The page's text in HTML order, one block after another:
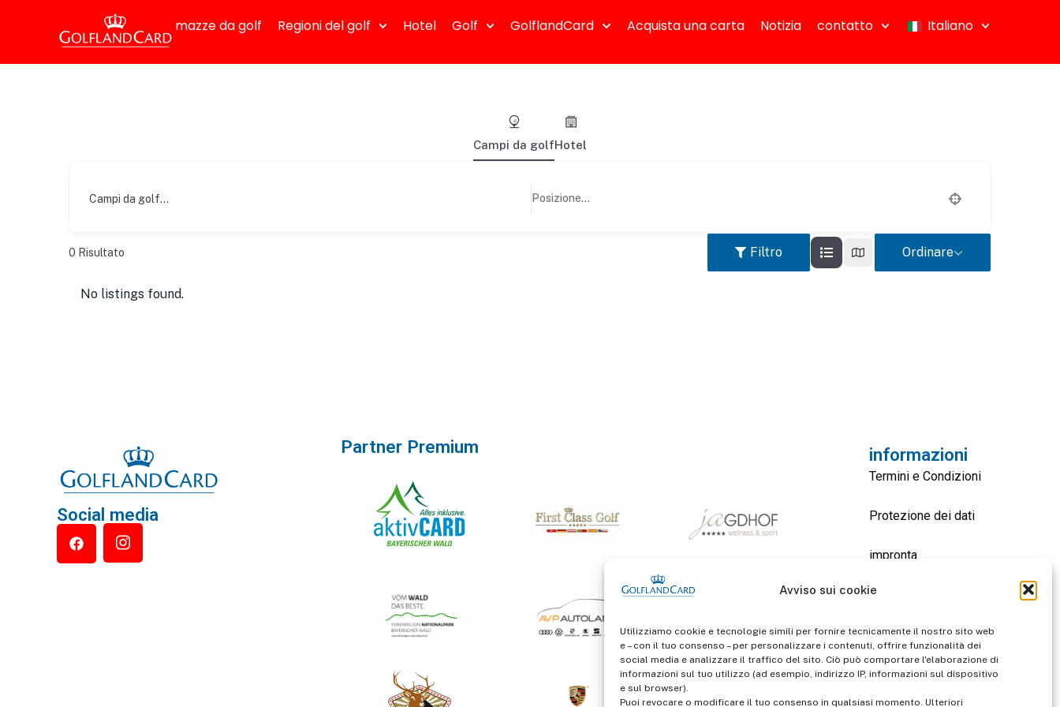
Avviso sui cookie
Utilizziamo cookie e tecnologie simili per fornire tecnicamente il nostro sito web
e – con il tuo consenso – per personalizzare i contenuti, offrire funzionalità dei
social media e analizzare il traffico del sito. Ciò può comportare l'elaborazione di
informazioni sul tuo utilizzo (ad esempio, indirizzo IP, informazioni sul dispositivo
e sul browser).
Puoi revocare o modificare il tuo consenso in qualsiasi momento. Ulteriori
mazze da golf Regioni del golf Hotel Golf GolflandCard Acquista una carta Notizia contatto Italiano
Campi da golfHotel
Campi da golf...
0 Risultato Filtro Ordinare
No listings found.
Social media
Partner Premium informazioni
Termini e Condizioni
Protezione dei dati
impronta
contatto